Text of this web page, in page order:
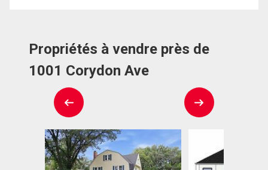
Propriétés à vendre près de
1001 Corydon Ave